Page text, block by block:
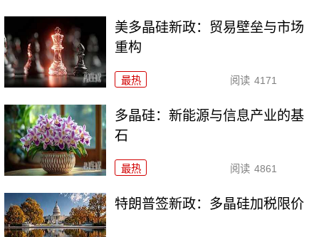
美多晶硅新政：贸易壁垒与市场
重构
最热 阅读 4171
多晶硅：新能源与信息产业的基
石
最热 阅读 4861
特朗普签新政：多晶硅加税限价